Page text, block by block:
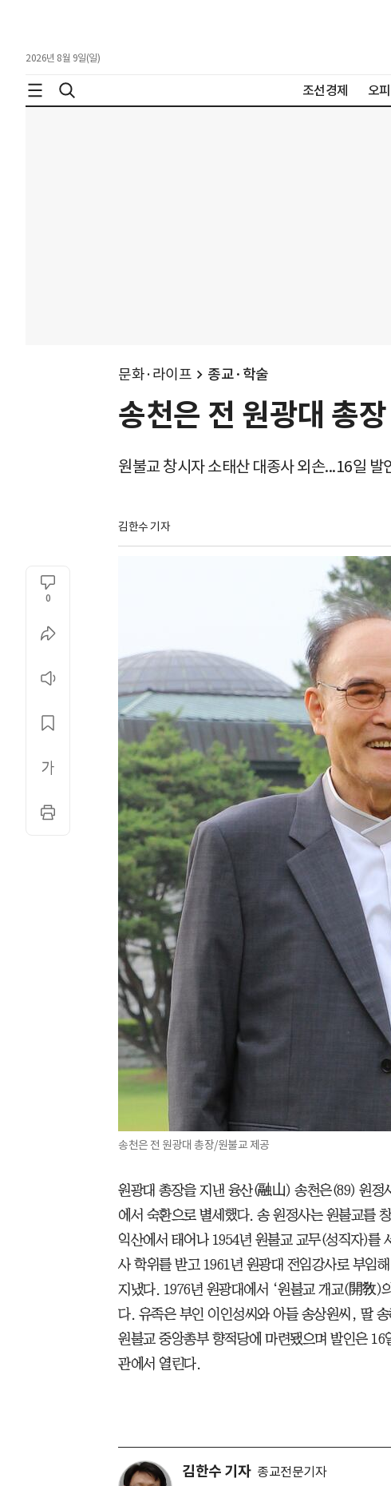
2026년 8월 9일(일)
조선경제 오
문화·라이프 종교·학술
송천은 전 원광대 총장
원불교 창시자 소태산 대종사 외손...16일 발
김한수 기자
0
송천은 전 원광대 총장/원불교 제공
원광대 총장을 지낸 융산(融山) 송천은(89) 원정
에서 숙환으로 별세했다. 송 원정사는 원불교를
익산에서 태어나 1954년 원불교 교무(성직자)를
사 학위를 받고 1961년 원광대 전임강사로 부임
지냈다. 1976년 원광대에서 ‘원불교 개교(開敎)
다. 유족은 부인 이인성씨와 아들 송상원씨, 딸
원불교 중앙총부 향적당에 마련됐으며 발인은
관에서 열린다.
김한수 기자 종교전문기자